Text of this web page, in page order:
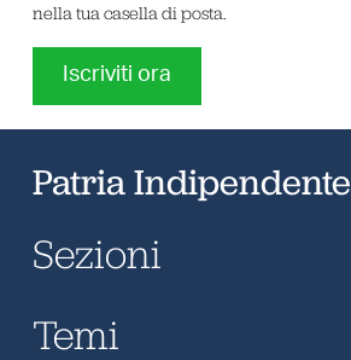
nella tua casella di posta.
Iscriviti ora
Patria Indipendente
Sezioni
Temi